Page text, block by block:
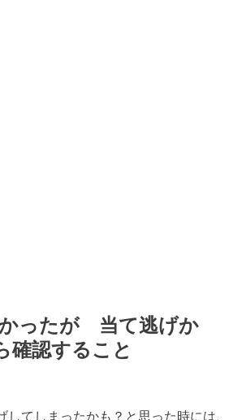
ったが 当て逃げか
確認すること
してしまったかも？と思った時には、